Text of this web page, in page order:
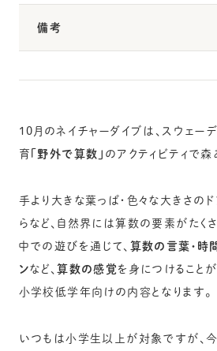
備考
10月のネイチャーダイブは、スウェー
育 「野外で算数」 のアクティビティで森
手より大きな葉っぱ・色々な大きさの
らなど、自然界には算数の要素がたく
中での遊びを通じて、 算数の言葉・時
ンなど、算数の感覚 を身につけること
小学校低学年向けの内容となります。
いつもは小学生以上が対象ですが、